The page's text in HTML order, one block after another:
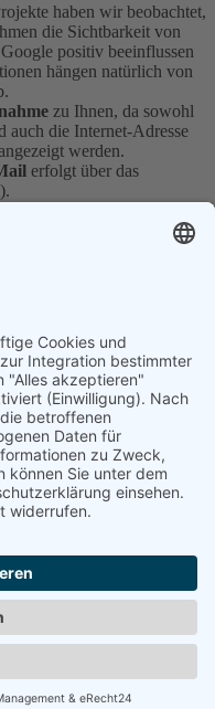
haben wir beobachtet,
die Sichtbarkeit von
positiv beeinflussen
hängen natürlich von
zu Ihnen, da sowohl
auch die Internet-Adresse
werden.
erfolgt über das
berechnet
Banners) in Ihrem Eintrag
Dabei sind
Ihrer Webseite und
jährliche Auswertung/
des Eintrages
Preis nur einmalig 151,26
für 1 Jahr
Preisnachlassbei
uns
Angebote können jetzt im